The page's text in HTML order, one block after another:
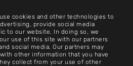
cookies and other technologies to
provide social media
to our website. In doing so, we
use of this site with our partners
social media. Our partners may
other information that you have
collect from your use of other